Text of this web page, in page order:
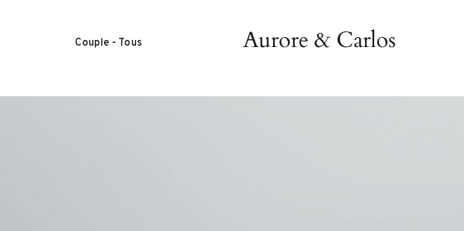
Couple- Tous Aurore & Carlos
Dolor Tristique